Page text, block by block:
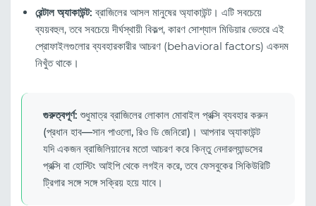
রেন্টাল অ্যাকাউন্ট: ব্রাজিলের আসল মানুষের অ্যাকাউন্ট। এটি সবচেয়ে
ব্যয়বহুল, তবে সবচেয়ে দীর্ঘস্থায়ী বিকল্প, কারণ সোশ্যাল মিডিয়ার ভেতরে এই
প্রোফাইলগুলোর ব্যবহারকারীর আচরণ (behavioral factors) একদম
নিখুঁত থাকে।
গুরুত্বপূর্ণ: শুধুমাত্র ব্রাজিলের লোকাল মোবাইল প্রক্সি ব্যবহার করুন
(প্রধান হাব—সান পাওলো, রিও ডি জেনিরো)। আপনার অ্যাকাউন্ট
যদি একজন ব্রাজিলিয়ানের মতো আচরণ করে কিন্তু নেদারল্যান্ডসের
প্রক্সি বা হোস্টিং আইপি থেকে লগইন করে, তবে ফেসবুকের সিকিউরিটি
ট্রিগার সঙ্গে সঙ্গে সক্রিয় হয়ে যাবে।